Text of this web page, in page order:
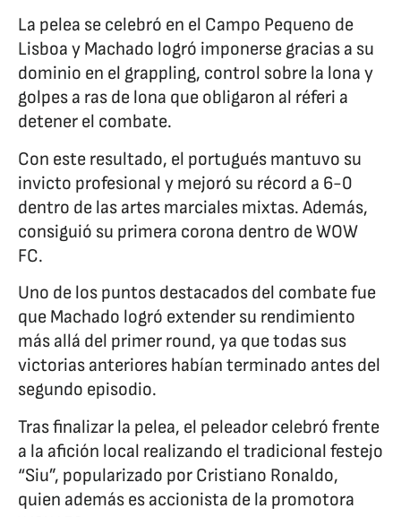
La pelea se celebró en el Campo Pequeno de
Lisboa y Machado logró imponerse gracias a su
dominio en el grappling, control sobre la lona y
golpes a ras de lona que obligaron al réferi a
detener el combate.
Con este resultado, el portugués mantuvo su
invicto profesional y mejoró su récord a 6-0
dentro de las artes marciales mixtas. Además,
consiguió su primera corona dentro de WOW
FC.
Uno de los puntos destacados del combate fue
que Machado logró extender su rendimiento
más allá del primer round, ya que todas sus
victorias anteriores habían terminado antes del
segundo episodio.
Tras finalizar la pelea, el peleador celebró frente
a la afición local realizando el tradicional festejo
“Siu”, popularizado por Cristiano Ronaldo,
quien además es accionista de la promotora